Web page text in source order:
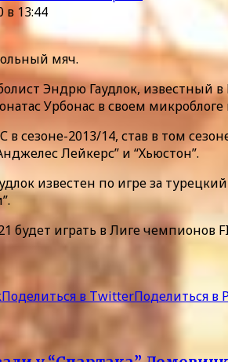
в 13:44
мяч.
Эндрю Гаудлок, известный
Урбонас в своем микроблоге
в сезоне-2013/14, став в том
Лейкерс” и “Хьюстон”.
известен по игре за
будет играть в Лиге чемпионов
Поделиться в TwitterПоделиться в